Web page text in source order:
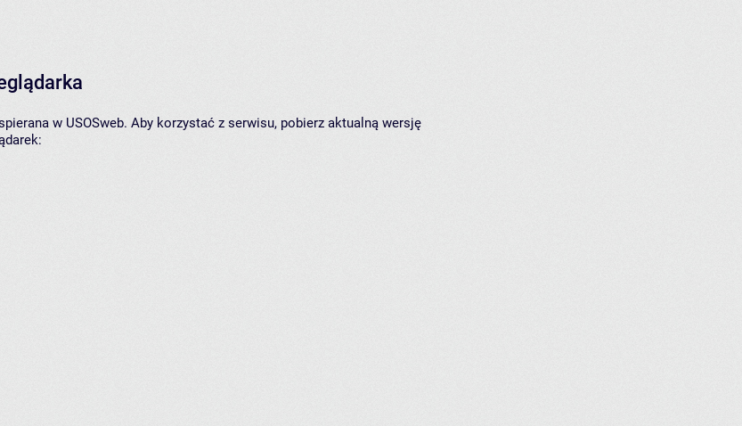
w USOSweb. Aby korzystać z serwisu, pobierz aktualną wersję